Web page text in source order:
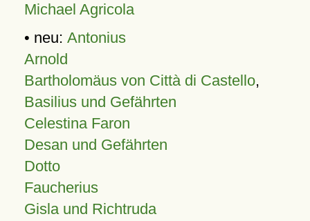
Michael Agricola
• neu: Antonius
Arnold
Bartholomäus von Città di Castello,
Basilius und Gefährten
Celestina Faron
Desan und Gefährten
Dotto
Faucherius
Gisla und Richtruda